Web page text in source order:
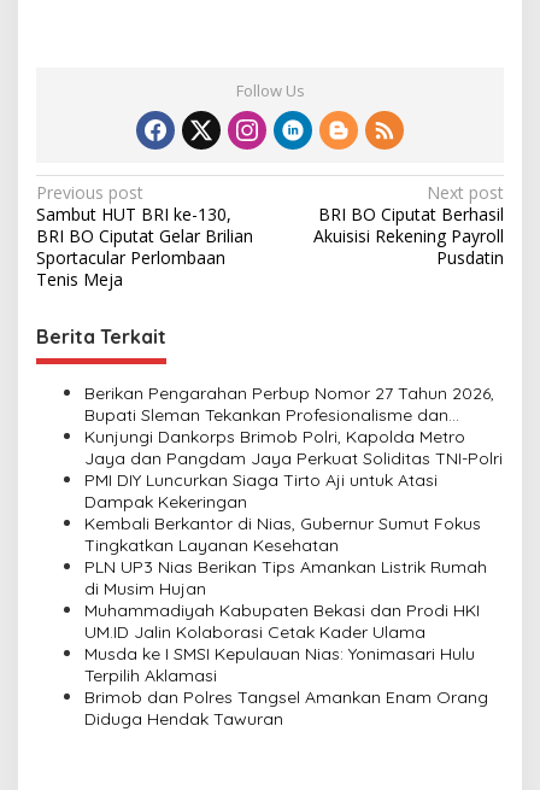
Follow Us
P
o
s
n
a
Previous post
Sambut HUT BRI ke-130,
BRI BO Ciputat Gelar Brilian
Sportacular Perlombaan
Tenis Meja
Next post
BRI BO Ciputat Berhasil
Akuisisi Rekening Payroll
Pusdatin
Berita Terkait
Berikan Pengarahan Perbup Nomor 27 Tahun 2026,
Bupati Sleman Tekankan Profesionalisme dan
Pelayanan Masyarakat
Kunjungi Dankorps Brimob Polri, Kapolda Metro
Jaya dan Pangdam Jaya Perkuat Soliditas TNI-Polri
PMI DIY Luncurkan Siaga Tirto Aji untuk Atasi
Dampak Kekeringan
Kembali Berkantor di Nias, Gubernur Sumut Fokus
Tingkatkan Layanan Kesehatan
PLN UP3 Nias Berikan Tips Amankan Listrik Rumah
di Musim Hujan
Muhammadiyah Kabupaten Bekasi dan Prodi HKI
UM.ID Jalin Kolaborasi Cetak Kader Ulama
Musda ke I SMSI Kepulauan Nias: Yonimasari Hulu
Terpilih Aklamasi
Brimob dan Polres Tangsel Amankan Enam Orang
Diduga Hendak Tawuran